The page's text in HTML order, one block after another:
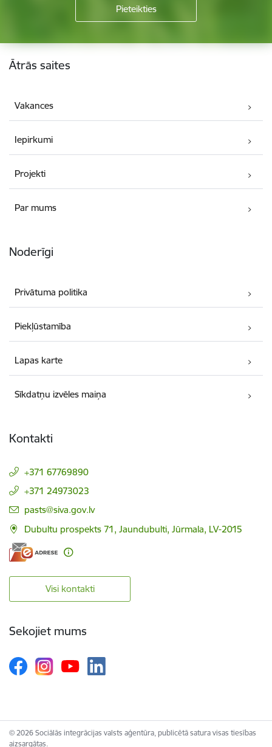
Kājene
Ātrās saites
Vakances
Iepirkumi
Projekti
Par mums
Noderīgi
Privātuma politika
Piekļūstamība
Lapas karte
Sīkdatņu izvēles maiņa
Kontakti
+371 67769890
+371 24973023
E-pasts:
pasts@siva.gov.lv
Dubultu prospekts 71, Jaundubulti, Jūrmala, LV-2015
Visi kontakti
Sekojiet mums
© 2026 Sociālās integrācijas valsts aģentūra, publicētā satura visas tiesības
aizsargātas.